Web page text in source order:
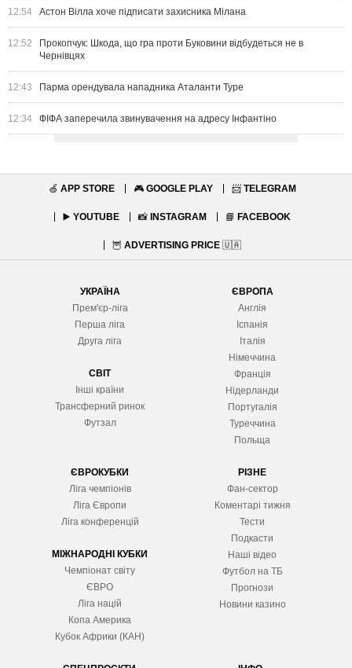
12:54 Астон Вілла хоче підписати захисника Мілана
12:52
Прокопчук: Шкода, що гра проти Буковини відбудеться не в
Чернівцях
12:43 Парма орендувала нападника Аталанти Туре
12:34 ФІФА заперечила звинувачення на адресу Інфантіно
🍏 APP STORE 🎮 GOOGLE PLAY 📨 TELEGRAM
▶️ YOUTUBE 📸 INSTAGRAM 📘 FACEBOOK
🦉 ADVERTISING PRICE 🇺🇦
УКРАЇНА
Прем'єр-ліга
Перша ліга
Друга ліга
СВІТ
Інші країни
Трансферний ринок
Футзал
ЄВРОПА
Англія
Іспанія
Італія
Німеччина
Франція
Нідерланди
Португалія
Туреччина
Польща
ЄВРОКУБКИ
Ліга чемпіонів
Ліга Європи
Ліга конференцій
МІЖНАРОДНІ КУБКИ
Чемпіонат світу
ЄВРО
Ліга націй
Копа Америка
Кубок Африки (КАН)
РІЗНЕ
Фан-сектор
Коментарі тижня
Тести
Подкасти
Наші відео
Футбол на ТБ
Прогнози
Новини казино